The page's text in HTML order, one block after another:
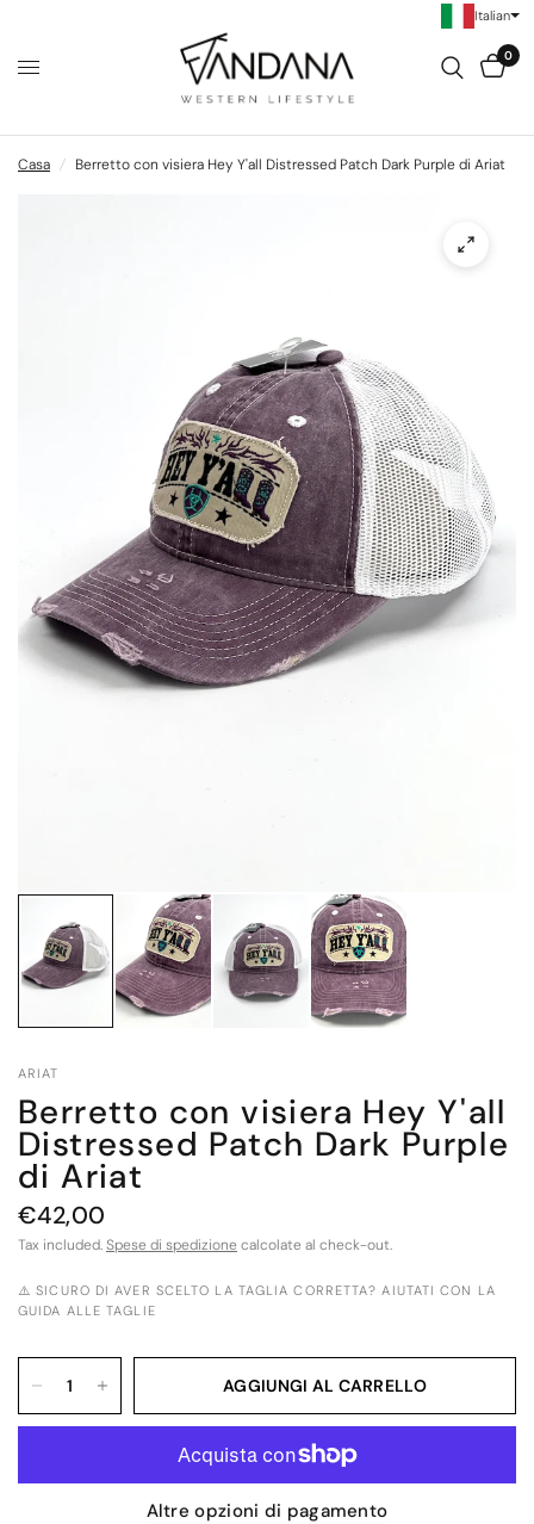
0
Casa / Berretto con visiera Hey Y'all Distressed Patch Dark Purple di Ariat
ARIAT
Berretto con visiera Hey Y'all
Distressed Patch Dark Purple
di Ariat
€42,00
Tax included.Spese di spedizione calcolate al check-out.
⚠️ SICURO DI AVER SCELTO LA TAGLIA CORRETTA? AIUTATI CON LA
GUIDA ALLE TAGLIE
AGGIUNGI AL CARRELLO
Altre opzioni di pagamento
Italian